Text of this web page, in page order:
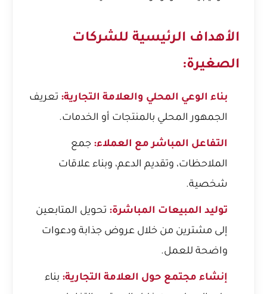
الأهداف الرئيسية للشركات
الصغيرة:
بناء الوعي المحلي والعلامة التجارية: تعريف
الجمهور المحلي بالمنتجات أو الخدمات.
التفاعل المباشر مع العملاء: جمع
الملاحظات، وتقديم الدعم، وبناء علاقات
شخصية.
توليد المبيعات المباشرة: تحويل المتابعين
إلى مشترين من خلال عروض جذابة ودعوات
واضحة للعمل.
إنشاء مجتمع حول العلامة التجارية: بناء